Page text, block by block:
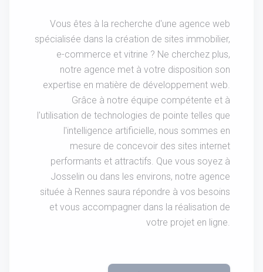
Vous êtes à la recherche d'une agence web
spécialisée dans la création de sites immobilier,
e-commerce et vitrine ? Ne cherchez plus,
notre agence met à votre disposition son
expertise en matière de développement web.
Grâce à notre équipe compétente et à
l'utilisation de technologies de pointe telles que
l'intelligence artificielle, nous sommes en
mesure de concevoir des sites internet
performants et attractifs. Que vous soyez à
Josselin ou dans les environs, notre agence
située à Rennes saura répondre à vos besoins
et vous accompagner dans la réalisation de
votre projet en ligne.